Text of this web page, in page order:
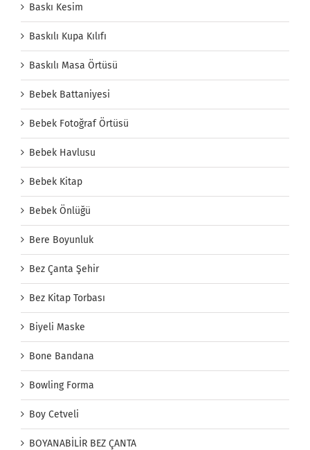
Baskı Kesim
Baskılı Kupa Kılıfı
Baskılı Masa Örtüsü
Bebek Battaniyesi
Bebek Fotoğraf Örtüsü
Bebek Havlusu
Bebek Kitap
Bebek Önlüğü
Bere Boyunluk
Bez Çanta Şehir
Bez Kitap Torbası
Biyeli Maske
Bone Bandana
Bowling Forma
Boy Cetveli
BOYANABİLİR BEZ ÇANTA